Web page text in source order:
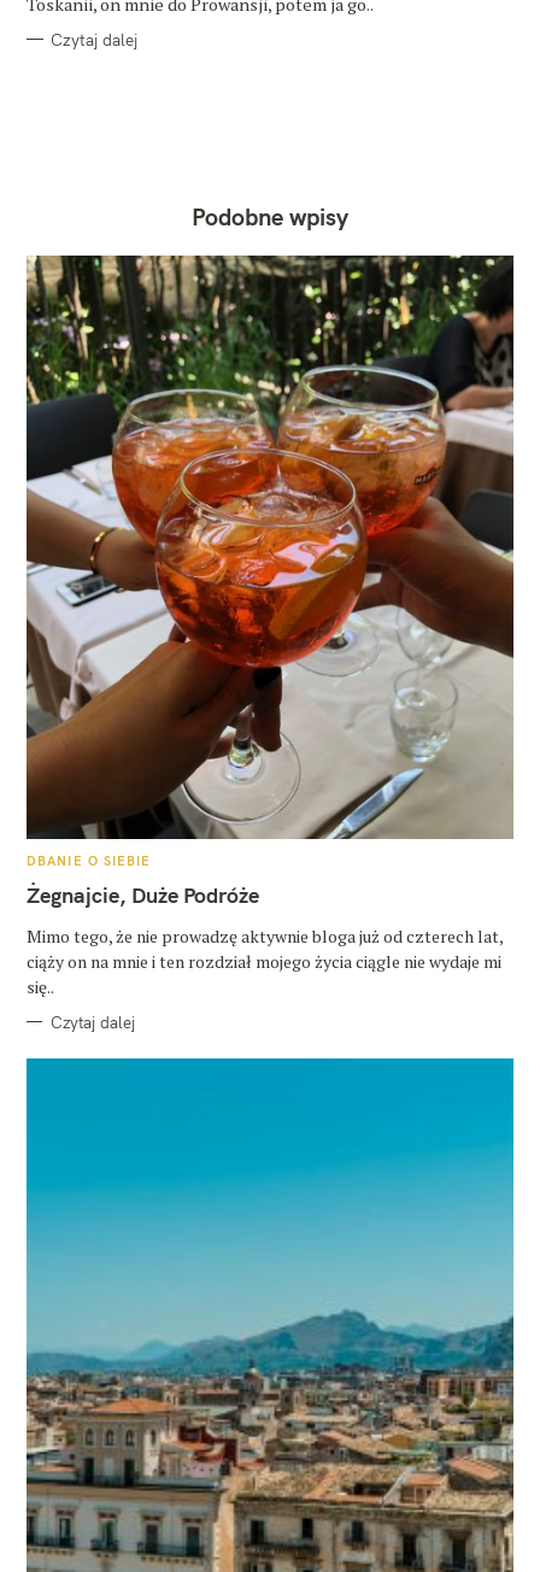
Czytaj dalej
Podobne wpisy
K
T
E
O
R
I
DBANIE O SIEBIE
Żegnajcie, Duże Podróże
Mimo tego, że nie prowadzę aktywnie bloga już od czterech lat,
ciąży on na mnie i ten rozdział mojego życia ciągle nie wydaje mi
się..
Czytaj dalej